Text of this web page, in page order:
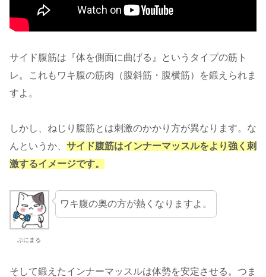
サイド腹筋は『体を側面に曲げる』というタイプの筋ト
レ。これもワキ腹の筋肉（腹斜筋・腹横筋）を鍛えられま
すよ。
しかし、ねじり腹筋とは刺激のかかり方が異なります。な
んというか、 サイド腹筋はインナーマッスルをより強く刺
激するイメージです。
ぷにまる
ワキ腹の奥の方が熱くなりますよ。
そして鍛えたインナーマッスルは体勢を安定させる。つま